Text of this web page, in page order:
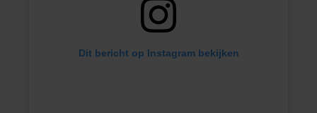
Dit bericht op Instagram bekijken